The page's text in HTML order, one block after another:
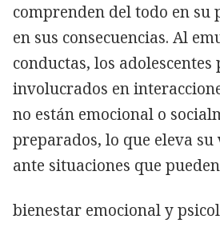
comprenden del todo en
en sus consecuencias. Al
conductas, los adolescentes
involucrados en
no están emocional o
preparados, lo que eleva
ante situaciones que
bienestar emocional y